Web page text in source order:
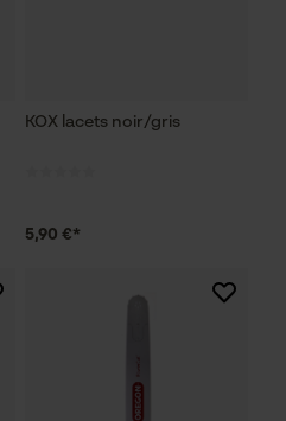
KOX lacets noir/gris
5,90 €*